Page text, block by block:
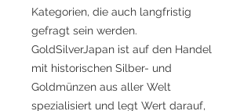
Kategorien, die auch langfristig
gefragt sein werden.
GoldSilverJapan ist auf den Handel
mit historischen Silber- und
Goldmünzen aus aller Welt
spezialisiert und legt Wert darauf,